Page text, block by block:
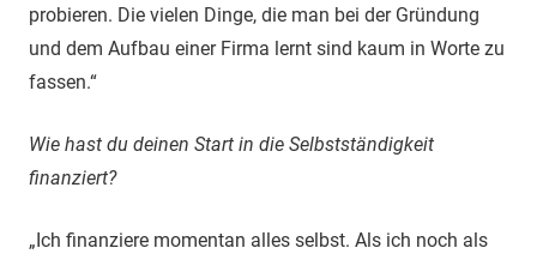
probieren. Die vielen Dinge, die man bei der Gründung
und dem Aufbau einer Firma lernt sind kaum in Worte zu
fassen.“
Wie hast du deinen Start in die Selbstständigkeit
finanziert?
„Ich finanziere momentan alles selbst. Als ich noch als